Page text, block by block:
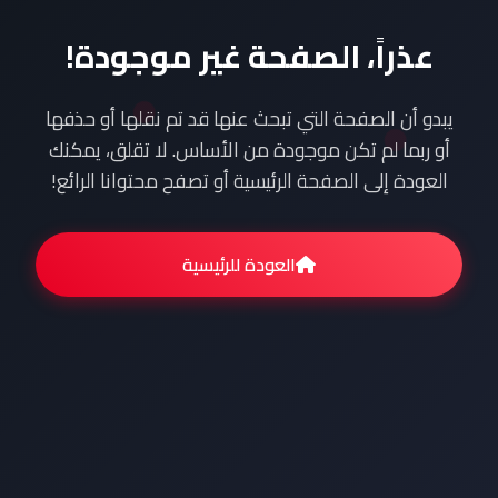
عذراً، الصفحة غير موجودة!
يبدو أن الصفحة التي تبحث عنها قد تم نقلها أو حذفها
أو ربما لم تكن موجودة من الأساس. لا تقلق، يمكنك
العودة إلى الصفحة الرئيسية أو تصفح محتوانا الرائع!
العودة للرئيسية